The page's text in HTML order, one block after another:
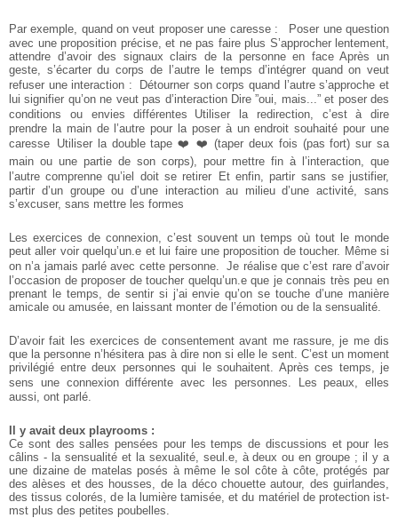
Par exemple, quand on veut proposer une caresse : Poser une question
avec une proposition précise, et ne pas faire plus S’approcher lentement,
attendre d’avoir des signaux clairs de la personne en face Après un
geste, s’écarter du corps de l’autre le temps d’intégrer quand on veut
refuser une interaction : Détourner son corps quand l’autre s’approche et
lui signifier qu’on ne veut pas d’interaction Dire ”oui, mais...” et poser des
conditions ou envies différentes Utiliser la redirection, c’est à dire
prendre la main de l’autre pour la poser à un endroit souhaité pour une
caresse Utiliser la double tape ❤️ ❤️ (taper deux fois (pas fort) sur sa
main ou une partie de son corps), pour mettre fin à l’interaction, que
l’autre comprenne qu’iel doit se retirer Et enfin, partir sans se justifier,
partir d’un groupe ou d’une interaction au milieu d’une activité, sans
s’excuser, sans mettre les formes
Les exercices de connexion, c’est souvent un temps où tout le monde
peut aller voir quelqu’un.e et lui faire une proposition de toucher. Même si
on n’a jamais parlé avec cette personne. Je réalise que c’est rare d’avoir
l’occasion de proposer de toucher quelqu’un.e que je connais très peu en
prenant le temps, de sentir si j’ai envie qu’on se touche d’une manière
amicale ou amusée, en laissant monter de l’émotion ou de la sensualité.
D’avoir fait les exercices de consentement avant me rassure, je me dis
que la personne n’hésitera pas à dire non si elle le sent. C’est un moment
privilégié entre deux personnes qui le souhaitent. Après ces temps, je
sens une connexion différente avec les personnes. Les peaux, elles
aussi, ont parlé.
Il y avait deux playrooms :
Ce sont des salles pensées pour les temps de discussions et pour les
câlins - la sensualité et la sexualité, seul.e, à deux ou en groupe ; il y a
une dizaine de matelas posés à même le sol côte à côte, protégés par
des alèses et des housses, de la déco chouette autour, des guirlandes,
des tissus colorés, de la lumière tamisée, et du matériel de protection ist-
mst plus des petites poubelles.